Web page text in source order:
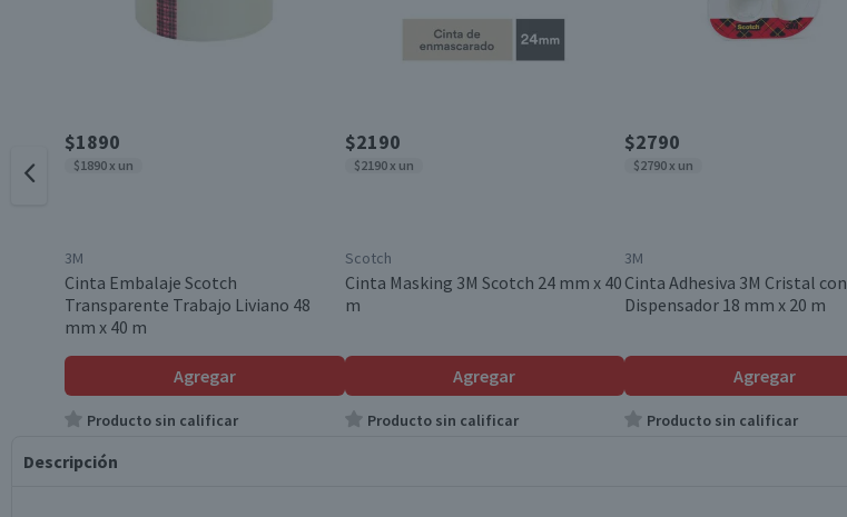
$1890
$1890 x un
3M
Cinta Embalaje Scotch
Transparente Trabajo Liviano 48
mm x 40 m
Agregar
Producto sin calificar
$2190
$2190 x un
Scotch
Cinta Masking 3M Scotch 24 mm x 40
m
Agregar
Producto sin calificar
$2790
$2790 x un
3M
Cinta Adhesiva 3M Cristal con
Dispensador 18 mm x 20 m
Agregar
Producto sin calificar
Descripción